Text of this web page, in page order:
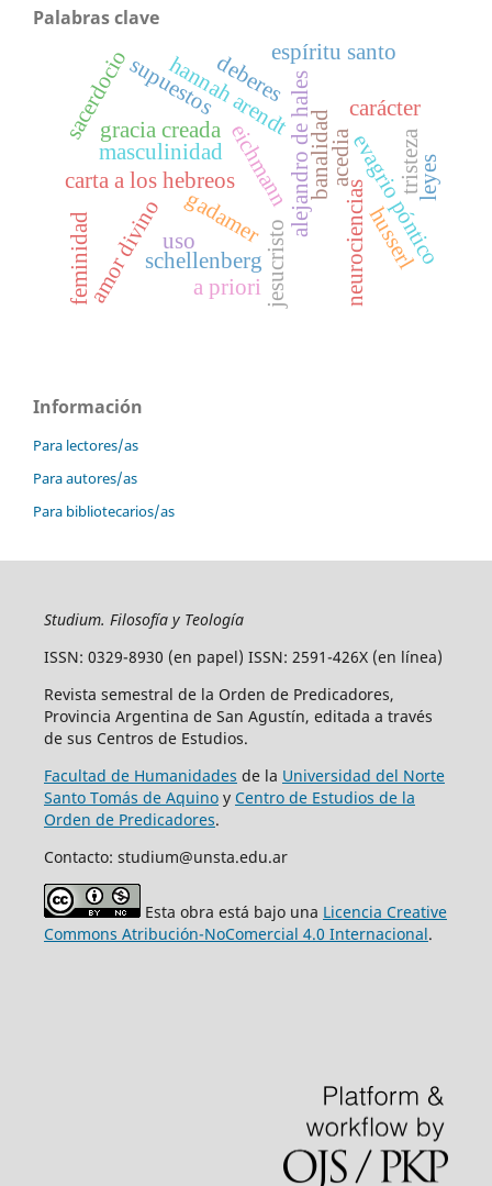
Palabras clave
gadamer alejandro de hales
gracia creada
uso
hannah arendt
eichmannbanalidad
jesucristo
sacerdocio
carta a los hebreos acediaevagrio póntico
espíritu santo
tristeza
schellenberg
supuestos
amor divino neurociencias
masculinidad
a priori
carácter
deberes
leyes
husserl
feminidad
Información
Para lectores/as
Para autores/as
Para bibliotecarios/as
Studium. Filosofía y Teología
ISSN: 0329-8930 (en papel) ISSN: 2591-426X (en línea)
Revista semestral de la Orden de Predicadores,
Provincia Argentina de San Agustín, editada a través
de sus Centros de Estudios.
Facultad de Humanidades de la Universidad del Norte
Santo Tomás de Aquinoy Centro de Estudios de la
Orden de Predicadores.
Contacto: studium@unsta.edu.ar
Esta obra está bajo una Licencia Creative
Commons Atribución-NoComercial 4.0 Internacional.